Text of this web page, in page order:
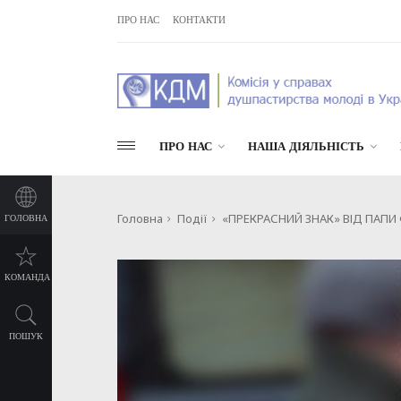
ПРО НАС КОНТАКТИ
ПРО НАС НАША ДІЯЛЬНІСТЬ
ГОЛОВНА
КОМАНДА
ПОШУК
Головна Події «ПРЕКРАСНИЙ ЗНАК» ВІД